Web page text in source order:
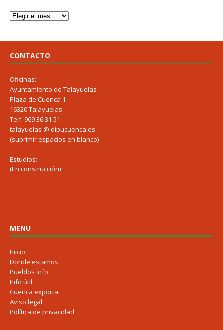
CONTACTO
Oficinas:
Ayuntamiento de Talayuelas
Plaza de Cuenca 1
16320 Talayuelas
Telf: 969 36 31 51
talayuelas @ dipucuenca.es
(suprimir espacios en blanco)
Estudios:
(En construcción)
MENU
Inicio
Donde estamos
Pueblos Info
Info útil
Cuenca exporta
Aviso legal
Política de privacidad